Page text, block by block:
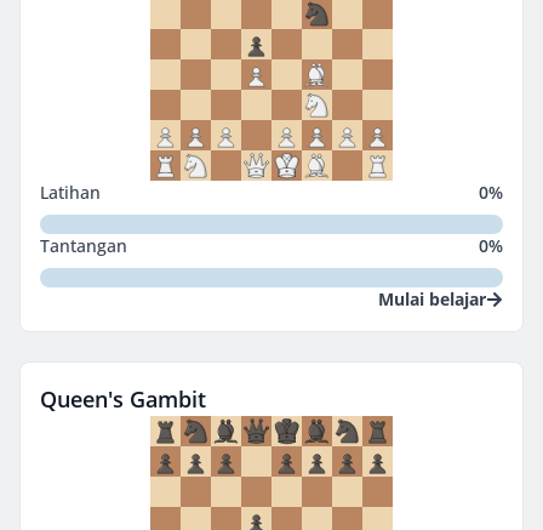
Latihan 0%
Tantangan 0%
Mulai belajar
Queen's Gambit